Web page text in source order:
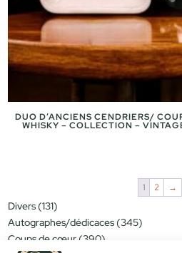
DUO D’ANCIENS CENDRIERS/
WHISKY – COLLECTION –
1 2 →
Divers 131131
produits
Autographes/dédicaces 345345
Coups de cœur 390390